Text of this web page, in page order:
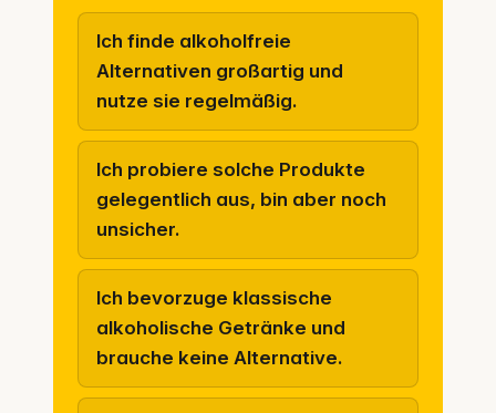
Ich finde alkoholfreie
Alternativen großartig und
nutze sie regelmäßig.
Ich probiere solche Produkte
gelegentlich aus, bin aber noch
unsicher.
Ich bevorzuge klassische
alkoholische Getränke und
brauche keine Alternative.